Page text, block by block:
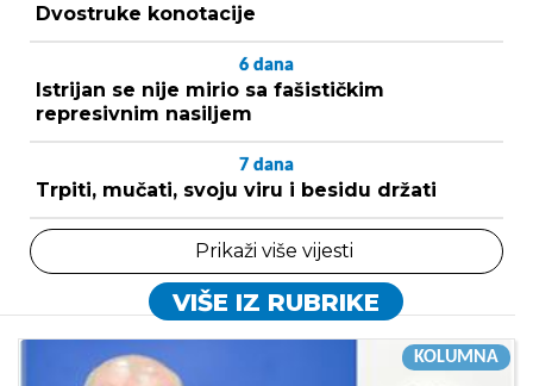
Dvostruke konotacije
6 dana
Istrijan se nije mirio sa fašističkim
represivnim nasiljem
7 dana
Trpiti, mučati, svoju viru i besidu držati
Prikaži više vijesti
VIŠE IZ RUBRIKE
KOLUMNA